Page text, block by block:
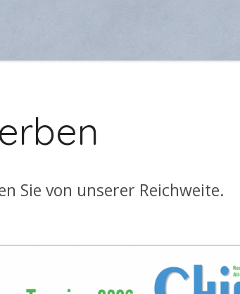
Sie von unserer Reichweite.